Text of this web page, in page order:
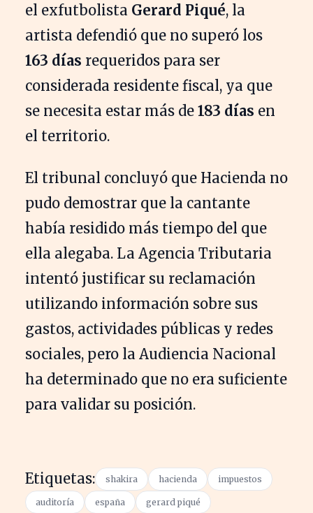
el exfutbolista Gerard Piqué, la
artista defendió que no superó los
163 días requeridos para ser
considerada residente fiscal, ya que
se necesita estar más de 183 días en
el territorio.
El tribunal concluyó que Hacienda no
pudo demostrar que la cantante
había residido más tiempo del que
ella alegaba. La Agencia Tributaria
intentó justificar su reclamación
utilizando información sobre sus
gastos, actividades públicas y redes
sociales, pero la Audiencia Nacional
ha determinado que no era suficiente
para validar su posición.
Etiquetas: shakira hacienda impuestos
auditoría españa gerard piqué